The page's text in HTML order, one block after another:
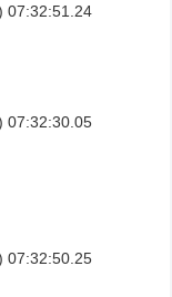
07:32:51.24
07:32:30.05
07:32:50.25